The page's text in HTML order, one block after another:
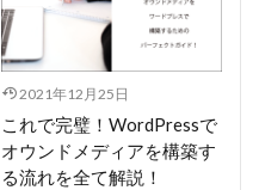
2021年12月25日
これで完璧！WordPressで
オウンドメディアを構築す
る流れを全て解説！